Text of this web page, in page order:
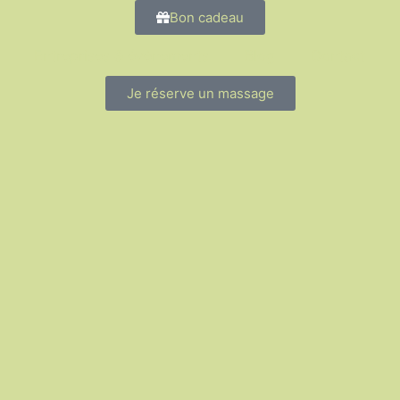
Bon cadeau
Je réserve un massage